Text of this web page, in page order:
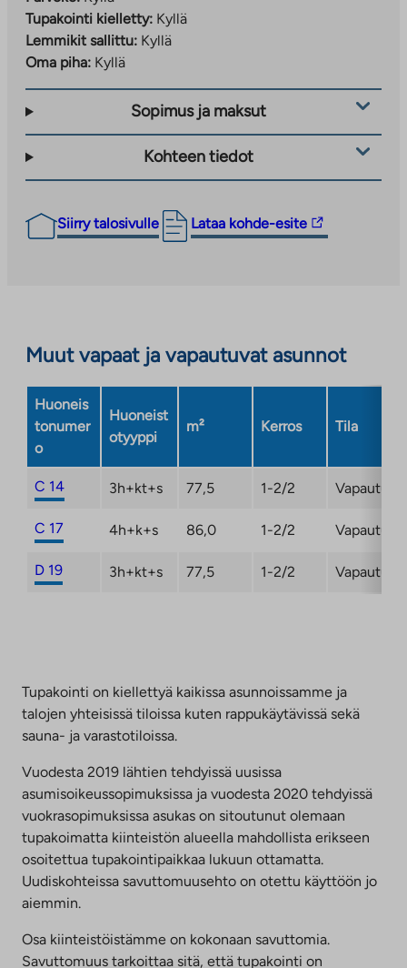
Tupakointi kielletty: Kyllä
Lemmikit sallittu: Kyllä
Oma piha: Kyllä
Sopimus ja maksut
Kohteen tiedot
Siirry talosivulle Lataa kohde-esite
Linkki
uuteen
Muut vapaat ja vapautuvat asunnot
Huoneis
tonumer
o
Huoneist
otyyppi
m² Kerros Tila
C 14 3h+kt+s 77,5 1-2/2
C 17 4h+k+s 86,0 1-2/2
D 19 3h+kt+s 77,5 1-2/2
Tupakointi on kiellettyä kaikissa asunnoissamme ja
talojen yhteisissä tiloissa kuten rappukäytävissä sekä
sauna- ja varastotiloissa.
Vuodesta 2019 lähtien tehdyissä uusissa
asumisoikeussopimuksissa ja vuodesta 2020 tehdyissä
vuokrasopimuksissa asukas on sitoutunut olemaan
tupakoimatta kiinteistön alueella mahdollista erikseen
osoitettua tupakointipaikkaa lukuun ottamatta.
Uudiskohteissa savuttomuusehto on otettu käyttöön jo
aiemmin.
Osa kiinteistöistämme on kokonaan savuttomia.
Savuttomuus tarkoittaa sitä, että tupakointi on